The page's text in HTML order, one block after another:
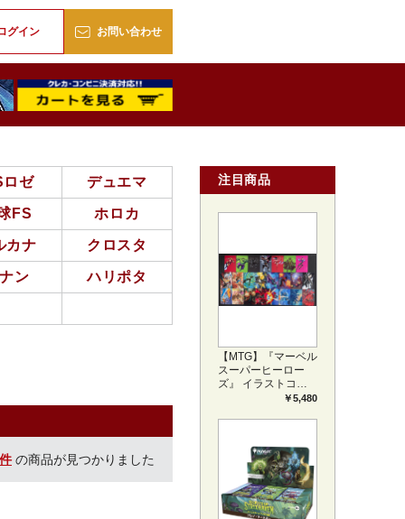
グイン お問い合わせ
ロゼ デュエマ
FS ホロカ
カナ クロスタ
ン ハリポタ
の商品が見つかりました
注目商品
【MTG】『マーベル
スーパーヒーロー
ズ』 イラストコレ
クション 54種コン
￥5,480